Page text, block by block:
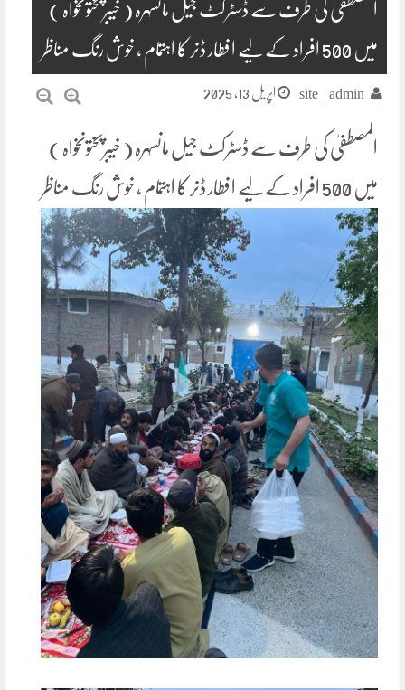
المصطفیٰ کی طرف سے ڈسٹرکٹ جیل مانسہرہ ( خیبرپختونخواہ )
میں 500 افراد کے لیے افطار ڈنر کا اہتمام ، خوش رنگ مناظر
site_admin اپریل 13, 2025
المصطفیٰ کی طرف سے ڈسٹرکٹ جیل مانسہرہ ( خیبرپختونخواہ )
میں 500 افراد کے لیے افطار ڈنر کا اہتمام ، خوش رنگ مناظر